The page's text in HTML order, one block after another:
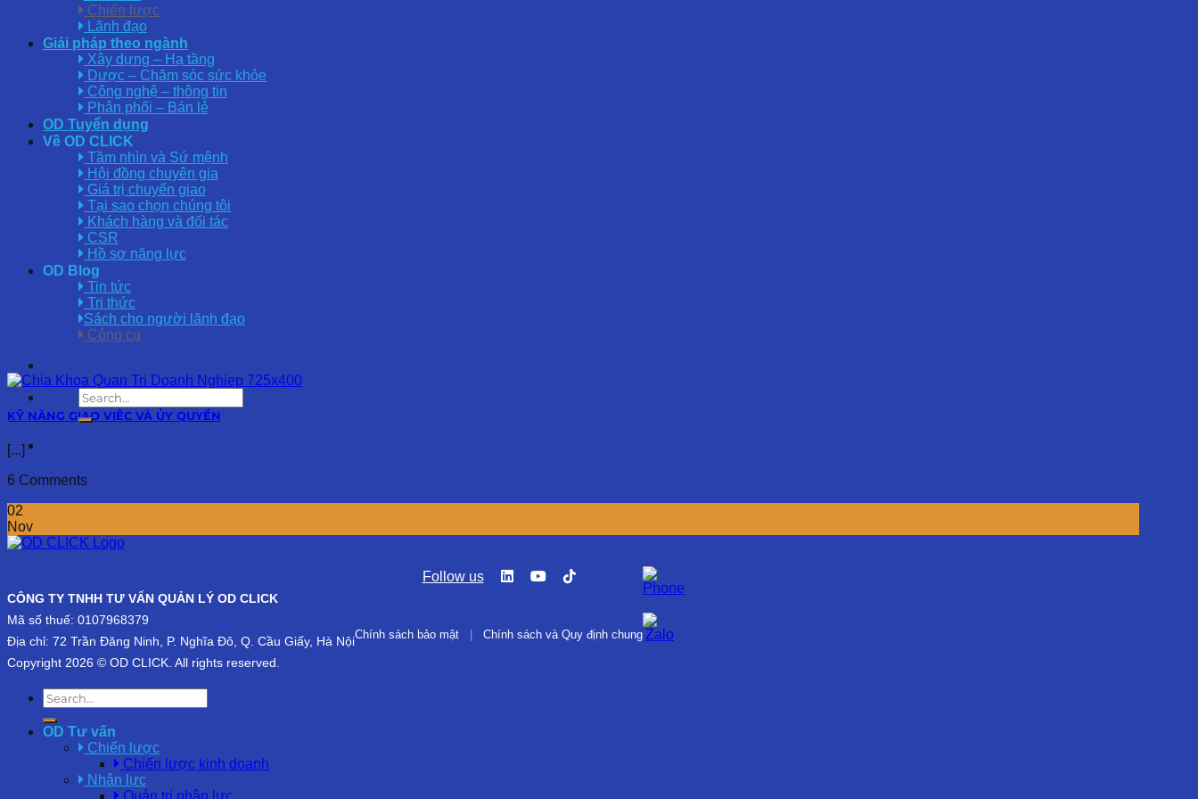
Chiến lược
Lãnh đạo
Giải pháp theo ngành
Xây dựng – Hạ tầng
Dược – Chăm sóc sức khỏe
Công nghệ – thông tin
Phân phối – Bán lẻ
OD Tuyển dụng
Về OD CLICK
Tầm nhìn và Sứ mệnh
Hội đồng chuyên gia
Giá trị chuyển giao
Tại sao chọn chúng tôi
Khách hàng và đối tác
CSR
Hồ sơ năng lực
OD Blog
Tin tức
Tri thức
Sách cho người lãnh đạo
Công cụ
KỸ NĂNG GIAO VIỆC VÀ ỦY QUYỀN
[...]
6 Comments
02
Nov
CÔNG TY TNHH TƯ VẤN QUẢN LÝ OD CLICK
Mã số thuế: 0107968379
Địa chỉ: 72 Trần Đăng Ninh, P. Nghĩa Đô, Q. Cầu Giấy, Hà Nội
Copyright 2026 © OD CLICK. All rights reserved.
Follow us
Chính sách bảo mật Chính sách và Quy định chung
OD Tư vấn
Chiến lược
Chiến lược kinh doanh
Nhân lực